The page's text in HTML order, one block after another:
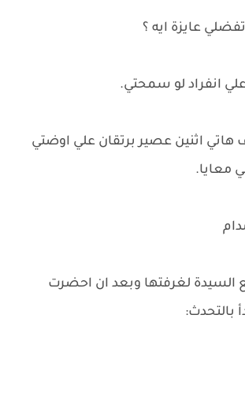
عايزة ايه ؟
انفراد لو سمحتي.
هاتي اثنين عصير برتقان علي اوضتي
معايا.
لغرفتها وبعد ان احضرت
بالتحدث: